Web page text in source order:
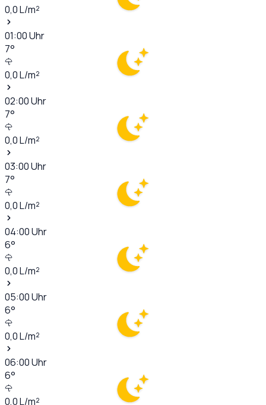
0,0L/m²
01:00Uhr
7°
0,0L/m²
02:00Uhr
7°
0,0L/m²
03:00Uhr
7°
0,0L/m²
04:00Uhr
6°
0,0L/m²
05:00Uhr
6°
0,0L/m²
06:00Uhr
6°
0,0L/m²